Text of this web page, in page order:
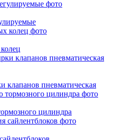
клапанов пневматическая
цилиндра